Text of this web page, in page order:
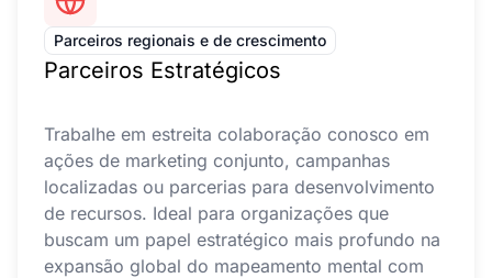
Parceiros regionais e de crescimento
Parceiros Estratégicos
Trabalhe em estreita colaboração conosco em
ações de marketing conjunto, campanhas
localizadas ou parcerias para desenvolvimento
de recursos. Ideal para organizações que
buscam um papel estratégico mais profundo na
expansão global do mapeamento mental com